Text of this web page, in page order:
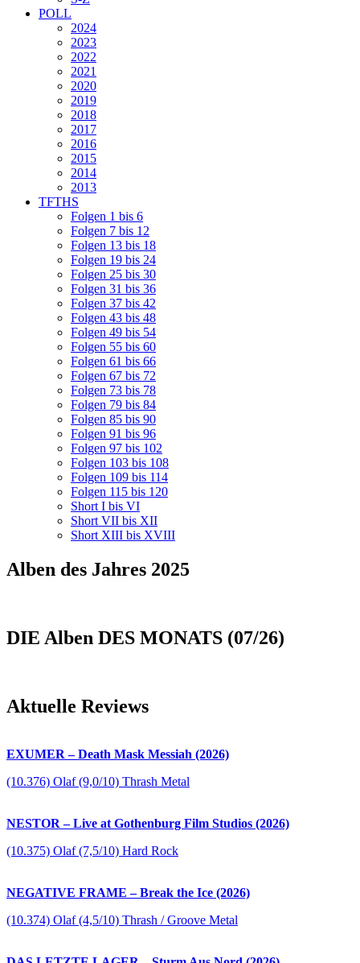
POLL
2024
2023
2022
2021
2020
2019
2018
2017
2016
2015
2014
2013
TFTHS
Folgen 1 bis 6
Folgen 7 bis 12
Folgen 13 bis 18
Folgen 19 bis 24
Folgen 25 bis 30
Folgen 31 bis 36
Folgen 37 bis 42
Folgen 43 bis 48
Folgen 49 bis 54
Folgen 55 bis 60
Folgen 61 bis 66
Folgen 67 bis 72
Folgen 73 bis 78
Folgen 79 bis 84
Folgen 85 bis 90
Folgen 91 bis 96
Folgen 97 bis 102
Folgen 103 bis 108
Folgen 109 bis 114
Folgen 115 bis 120
Short I bis VI
Short VII bis XII
Short XIII bis XVIII
Alben des Jahres 2025
DIE Alben DES MONATS (07/26)
Aktuelle Reviews
EXUMER – Death Mask Messiah (2026)
(10.376) Olaf (9,0/10) Thrash Metal
NESTOR – Live at Gothenburg Film Studios (2026)
(10.375) Olaf (7,5/10) Hard Rock
NEGATIVE FRAME – Break the Ice (2026)
(10.374) Olaf (4,5/10) Thrash / Groove Metal